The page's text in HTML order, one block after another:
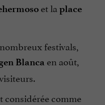
et la place
festivals,
Blanca en août,
considérée comme